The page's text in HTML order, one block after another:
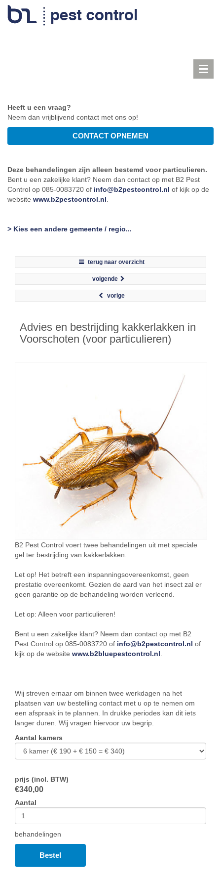
Heeft u een vraag?
Neem dan vrijblijvend contact met ons op!
Deze behandelingen zijn alleen bestemd voor particulieren.
Bent u een zakelijke klant? Neem dan contact op met B2 Pest
Control op 085-0083720 of info@b2pestcontrol.nl of kijk op de
website www.b2pestcontrol.nl.
> Kies een andere gemeente / regio...
terug naar overzicht
volgende
vorige
Advies en bestrijding kakkerlakken in
Voorschoten (voor particulieren)
B2 Pest Control voert twee behandelingen uit met speciale
gel ter bestrijding van kakkerlakken.
Let op! Het betreft een inspanningsovereenkomst, geen
prestatie overeenkomt. Gezien de aard van het insect zal er
geen garantie op de behandeling worden verleend.
Let op: Alleen voor particulieren!
Bent u een zakelijke klant? Neem dan contact op met B2
Pest Control op 085-0083720 of info@b2pestcontrol.nl of
kijk op de website www.b2bluepestcontrol.nl
Wij streven ernaar om binnen twee werkdagen na het
plaatsen van uw bestelling contact met u op te nemen om
een afspraak in te plannen. In drukke periodes kan dit iets
langer duren. Wij vragen hiervoor uw begrip.
Aantal kamers
prijs (incl. BTW)
€340,00
Aantal
behandelingen
Bestel